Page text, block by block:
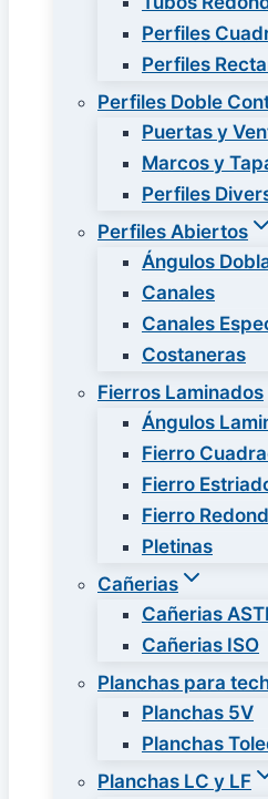
Perfiles
Perfiles
Perfiles Doble
Puertas y
Marcos y
Perfiles
Perfiles Abiertos
Ángulos
Canales
Canales
Costaneras
Fierros Laminados
Ángulos
Fierro
Fierro
Fierro
Pletinas
Cañerias
Cañerias
Cañerias ISO
Planchas para
Planchas 5V
Planchas
Planchas LC y LF